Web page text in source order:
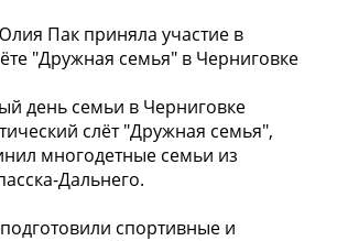
Пак приняла участие в
"Дружная семья" в Черниговке
день семьи в Черниговке
слёт "Дружная семья",
многодетные семьи из
Дальнего.
спортивные и